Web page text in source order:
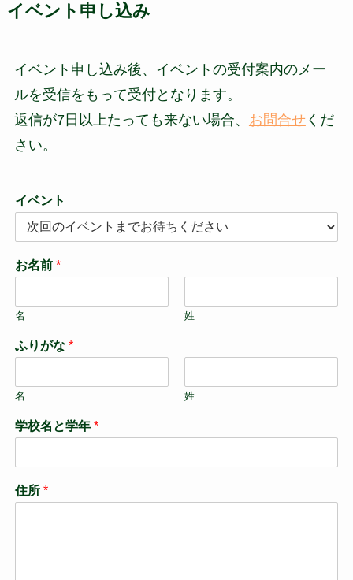
イベント申し込み
イベント申し込み後、イベントの受付案内のメー
ルを受信をもって受付となります。
返信が7日以上たっても来ない場合、 お問合せくだ
さい。
イベント
お名前 *
名 姓
ふりがな *
名 姓
学校名と学年 *
住所 *